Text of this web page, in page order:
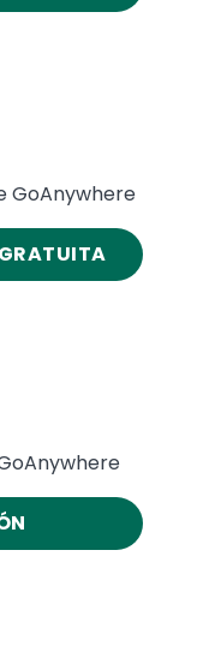
GoAnywhere